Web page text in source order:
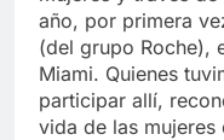
año, por primera
(del grupo Roche),
Miami. Quienes
participar allí,
vida de las mujeres